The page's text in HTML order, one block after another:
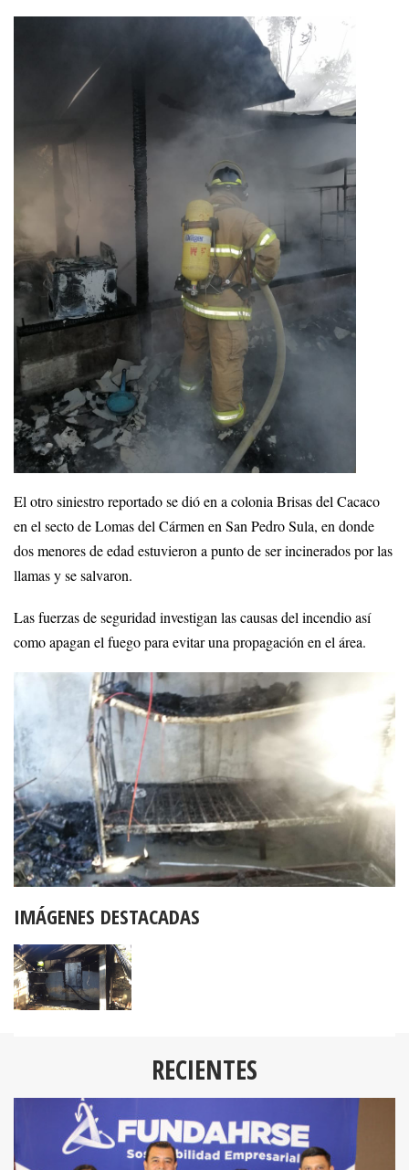
El otro siniestro reportado se dió en a colonia Brisas del Cacaco
en el secto de Lomas del Cármen en San Pedro Sula, en donde
dos menores de edad estuvieron a punto de ser incinerados por las
llamas y se salvaron.
Las fuerzas de seguridad investigan las causas del incendio así
como apagan el fuego para evitar una propagación en el área.
IMÁGENES DESTACADAS
RECIENTES